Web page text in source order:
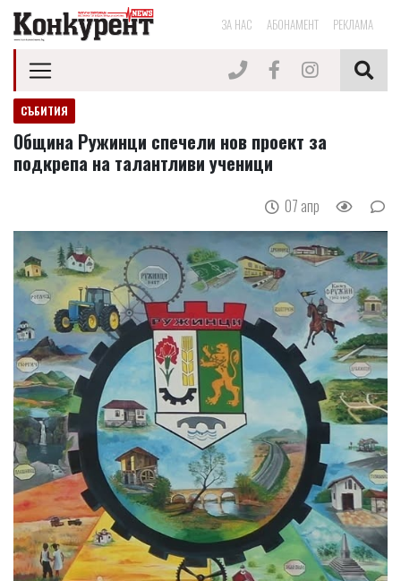
ЗА НАС АБОНАМЕНТ РЕКЛАМА
СЪБИТИЯ
Община Ружинци спечели нов проект за
подкрепа на талантливи ученици
07 апр